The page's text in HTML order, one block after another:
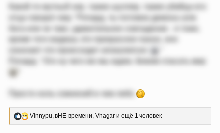
Какой-то мутный хер, также шуллер, также убийца его
отца говорит ему "Ричард, ты потомок демона (или
бога или че там), удивительное совпадение - я тоже,
кроме того видишь это прекрасное панно, оно
означает что происходит апокалипсис
Ричард: "Ого ну чего же мы ждем, бежим спасать мир
Просто ноль сомнений в чем либо
Р
Vinnypu вНЕ-времени Vhagar и ещё 1 человек